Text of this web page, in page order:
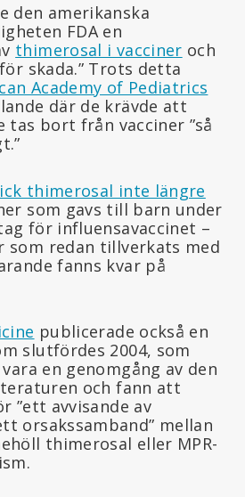
den amerikanska
FDA en
thimerosal i vacciner och
skada.” Trots detta
Academy of Pediatrics
där de krävde att
tas bort från vacciner ”så
thimerosal inte längre
som gavs till barn under
för influensavaccinet –
som redan tillverkats med
fanns kvar på
publicerade också en
slutfördes 2004, som
en genomgång av den
och fann att
”ett avvisande av
orsakssamband” mellan
thimerosal eller MPR-